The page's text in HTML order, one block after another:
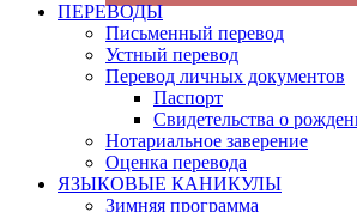
ПЕРЕВОДЫ
Письменный перевод
Устный перевод
Перевод личных документов
Паспорт
Cвидетельства о
Нотариальное заверение
Оценка перевода
ЯЗЫКОВЫЕ КАНИКУЛЫ
Зимняя программа